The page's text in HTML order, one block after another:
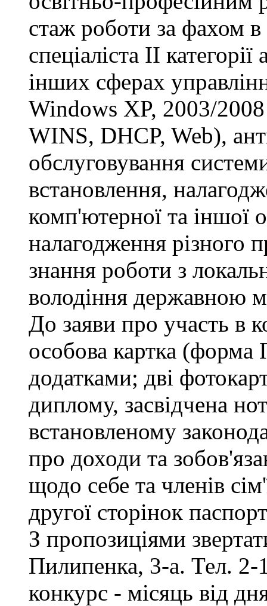
стаж роботи за фахом в
спеціаліста ІІ
інших сферах
Windows XP, 2003/
WINS, DHCP, Web),
обслуговування
встановлення,
комп'ютерної та іншої
налагодження різного
знання роботи з
володіння державною
До заяви про участь в
особова картка
додатками; дві
диплому, засвідчена
встановленому
про доходи та
щодо себе та членів
другої сторінок
З пропозиціями
Пилипенка, 3-а. Тел. 2-
конкурс - місяць від